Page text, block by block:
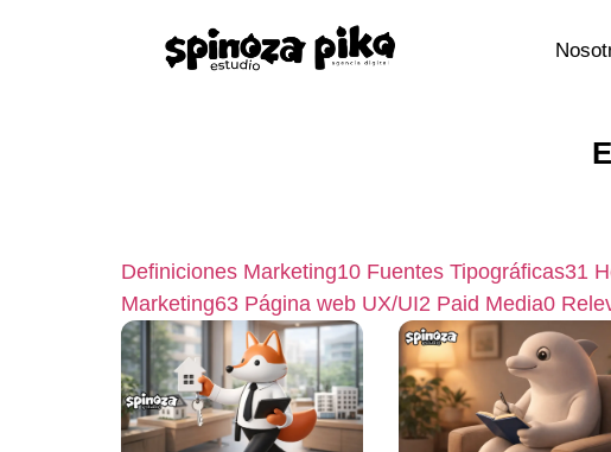
Definiciones Marketing10 Fuentes Tipográficas31
Marketing63 Página web UX/UI2 Paid Media0